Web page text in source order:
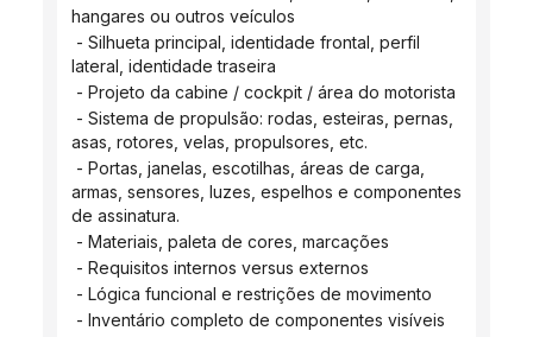
hangares ou outros veículos
lateral, identidade traseira
- Projeto da cabine / cockpit / área do motorista
asas, rotores, velas, propulsores, etc.
armas, sensores, luzes, espelhos e componentes
de assinatura.
- Materiais, paleta de cores, marcações
- Requisitos internos versus externos
- Lógica funcional e restrições de movimento
- Inventário completo de componentes visíveis